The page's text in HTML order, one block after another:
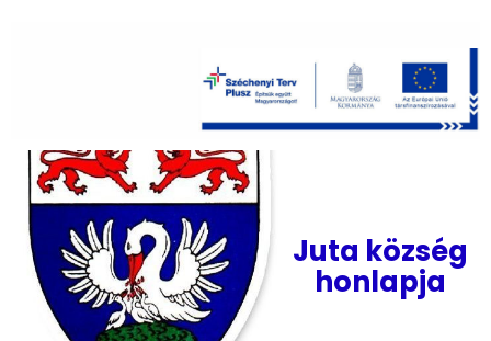
content
Juta község
honlapja